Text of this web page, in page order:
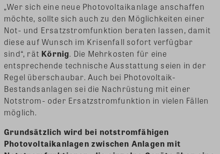
„Wer sich eine neue Photovoltaikanlage anschaffen
möchte, sollte sich auch zu den Möglichkeiten einer
Not- und Ersatzstromfunktion beraten lassen, damit
diese auf Wunsch im Krisenfall sofort verfügbar
sind“, rät Körnig. Die Mehrkosten für eine
entsprechende technische Ausstattung seien in der
Regel überschaubar. Auch bei Photovoltaik-
Bestandsanlagen sei die Nachrüstung mit einer
Notstrom- oder Ersatzstromfunktion in vielen Fällen
möglich.
Grundsätzlich wird bei notstromfähigen
Photovoltaikanlagen zwischen Anlagen mit